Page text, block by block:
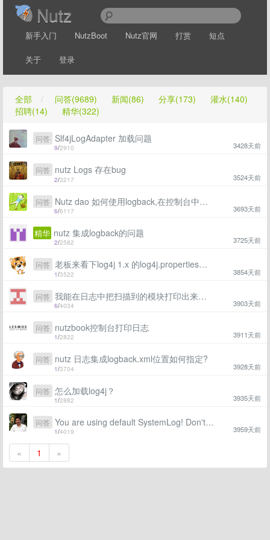
Nutz
新手入门 NutzBoot Nutz官网 打赏 短点
关于 登录
全部 / 问答(9689) 新闻(86) 分享(173)
灌水(140)
招聘(14)
精华(322)
9/2910 3428天前
问答 Slf4jLogAdapter 加载问题
2/3217 3524天前
问答 nutz Logs 存在bug
6/6117 3693天前
问答 Nutz dao 如何使用logback,在控制台中输出sql语句
2/2582 3725天前
精华 nutz 集成logback的问题
1/3522 3854天前
问答 老板来看下log4j 1.x 的log4j.properties怎么改成log4j 2.x的配置文件
6/4034 3903天前
问答 我能在日志中把扫描到的模块打印出来吗 如何做到
1/2822 3911天前
问答 nutzbook控制台打印日志
1/3704 3928天前
问答 nutz 日志集成logback.xml位置如何指定?
1/2882 3935天前
问答 怎么加载log4j？
1/4019 3959天前
问答 You are using default SystemLog! Don't use it in Production environment!! 这个是nutz提示的吗？
« 1 »